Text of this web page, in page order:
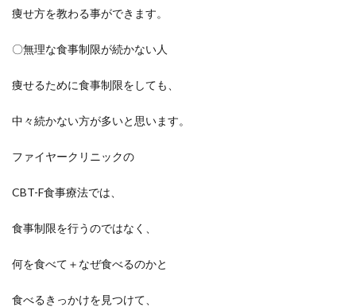
痩せ方を教わる事ができます。
〇無理な食事制限が続かない人
痩せるために食事制限をしても、
中々続かない方が多いと思います。
ファイヤークリニックの
CBT-F食事療法では、
食事制限を行うのではなく、
何を食べて＋なぜ食べるのかと
食べるきっかけを見つけて、